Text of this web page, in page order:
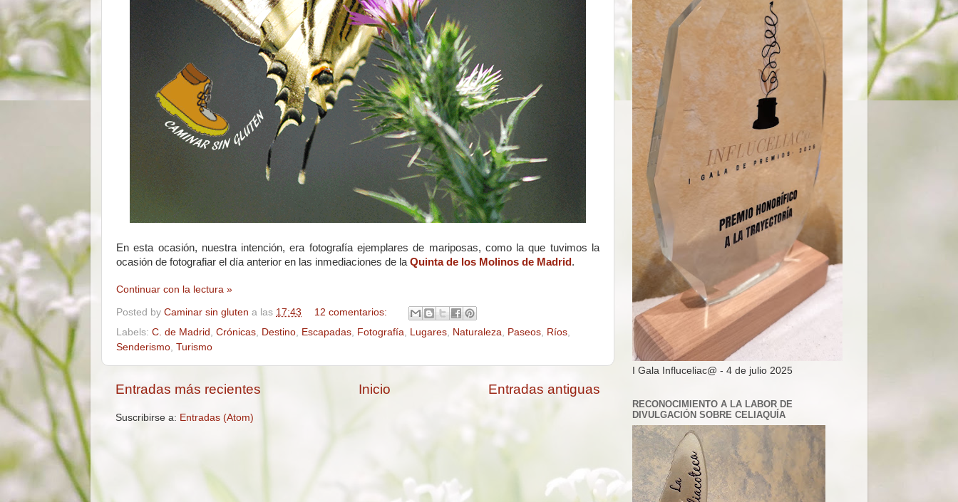
En esta ocasión, nuestra intención, era fotografía ejemplares de mariposas, como la que tuvimos la
ocasión de fotografiar el día anterior en las inmediaciones de la Quinta de los Molinos de Madrid .
Continuar con la lectura »
Posted by Caminar sin gluten a las 17:43
12 comentarios:
Labels: C. de Madrid Crónicas Destino Escapadas Fotografía Lugares Naturaleza Paseos Ríos
Senderismo Turismo
Entradas más recientes Entradas antiguas
Inicio
Suscribirse a: Entradas (Atom)
I Gala Influceliac@ - 4 de julio 2025
RECONOCIMIENTO A LA LABOR DE
DIVULGACIÓN SOBRE CELIAQUÍA